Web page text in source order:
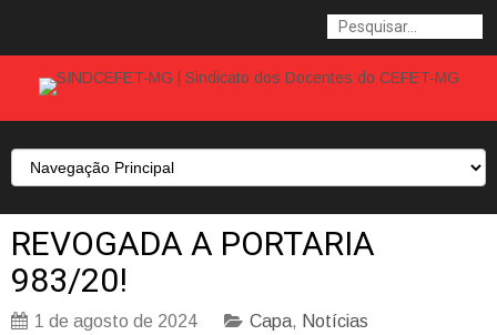
REVOGADA A PORTARIA
983/20!
1 de agosto de 2024 Capa, Notícias